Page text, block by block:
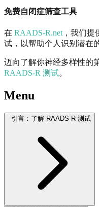
免费自闭症筛查工具
在 RAADS-R.net ，我们
试，以帮助个人识别潜在
迈向了解你神经多样性
RAADS-R 测试。
Menu
引言：了解 RAADS-R 测试